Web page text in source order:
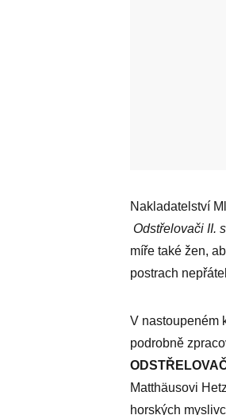
Nakladatelství
Odstřelovači II.
míře také žen,
postrach
V nastoupeném
podrobně
Matthäusovi
horských